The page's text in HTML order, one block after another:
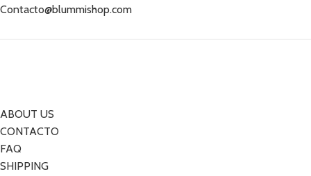
Contacto@blummishop.com
ABOUT US
CONTACTO
FAQ
SHIPPING